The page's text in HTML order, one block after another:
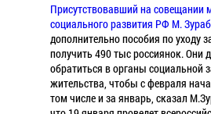
Присутствовавший на совещании
социального развития РФ М.
дополнительно пособия по уходу
получить 490 тыс россиянок.
обратиться в органы социальной
жительства, чтобы с февраля
том числе и за январь, сказал